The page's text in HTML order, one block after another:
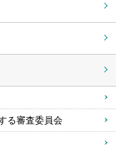
る審査委員会